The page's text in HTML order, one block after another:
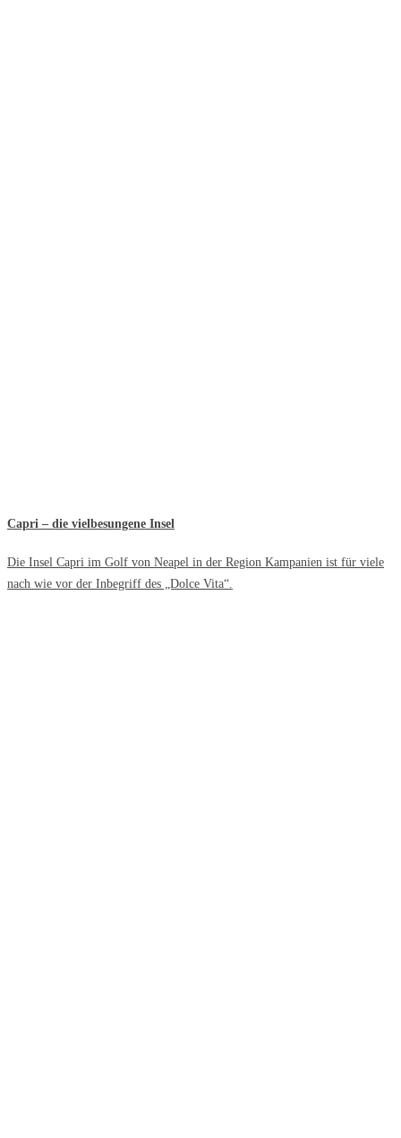
Capri – die vielbesungene Insel
Die Insel Capri im Golf von Neapel in der Region Kampanien ist für viele
nach wie vor der Inbegriff des „Dolce Vita“.